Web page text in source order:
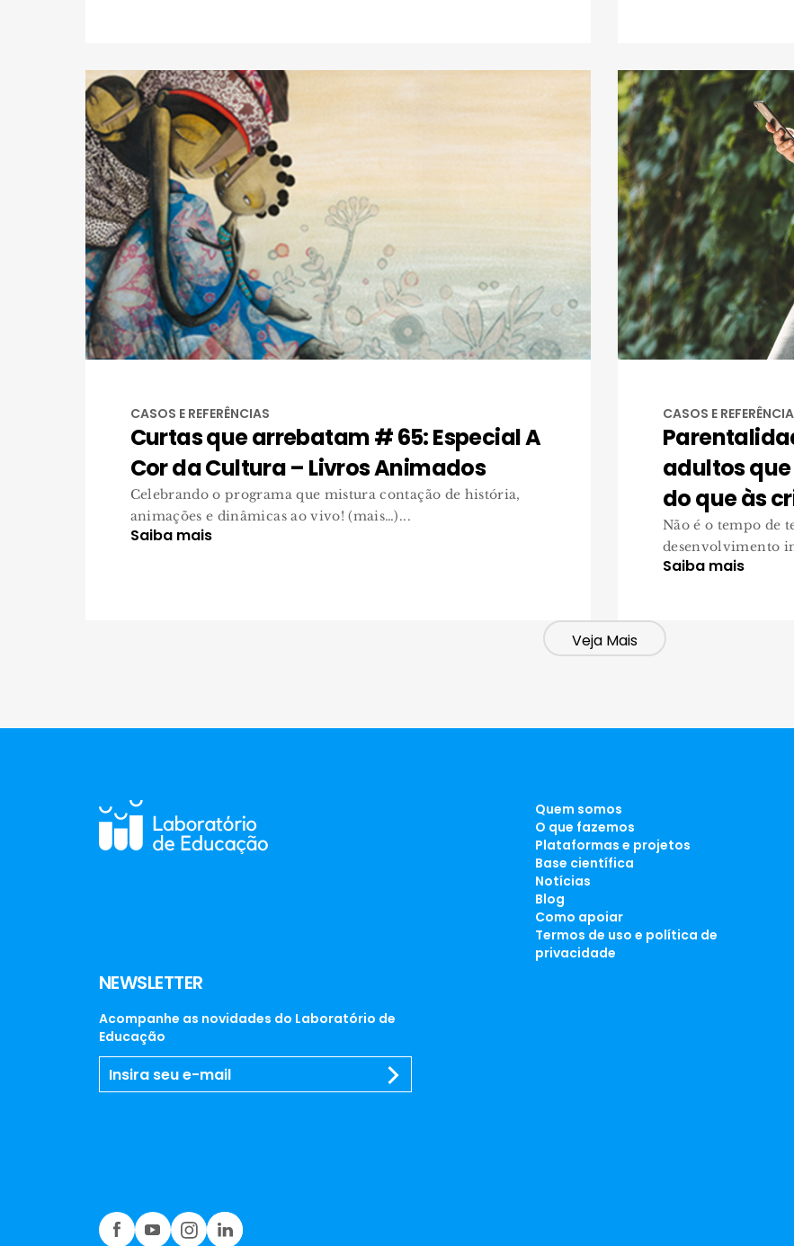
CASOS E REFERÊNCIAS
Curtas que arrebatam # 65: Especial A
Cor da Cultura – Livros Animados
Celebrando o programa que mistura contação de história,
animações e dinâmicas ao vivo! (mais…)...
Saiba mais
CASOS E
adultos
do que às
Não é o tempo de
desenvolvimento
Saiba mais
Veja Mais
NEWSLETTER
Acompanhe as novidades do Laboratório de
Educação
Quem somos
O que fazemos
Plataformas e projetos
Base científica
Notícias
Blog
Como apoiar
Termos de uso e política de
privacidade